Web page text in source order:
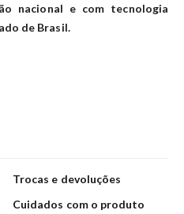
nacional e com tecnologia
de Brasil.
Trocas e devoluções
Cuidados com o produto